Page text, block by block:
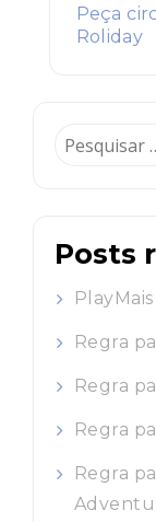
Peça
Roliday
Pesquisar
Posts
Regra
Regra
Regra
Regra